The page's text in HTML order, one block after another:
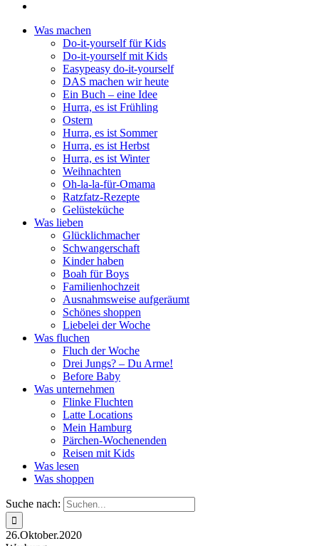
Was machen
Do-it-yourself für Kids
Do-it-yourself mit Kids
Easypeasy do-it-yourself
DAS machen wir heute
Ein Buch – eine Idee
Hurra, es ist Frühling
Ostern
Hurra, es ist Sommer
Hurra, es ist Herbst
Hurra, es ist Winter
Weihnachten
Oh-la-la-für-Omama
Ratzfatz-Rezepte
Gelüsteküche
Was lieben
Glücklichmacher
Schwangerschaft
Kinder haben
Boah für Boys
Familienhochzeit
Ausnahmsweise aufgeräumt
Schönes shoppen
Liebelei der Woche
Was fluchen
Fluch der Woche
Drei Jungs? – Du Arme!
Before Baby
Was unternehmen
Flinke Fluchten
Latte Locations
Mein Hamburg
Pärchen-Wochenenden
Reisen mit Kids
Was lesen
Was shoppen
Suche nach:
26.Oktober.2020